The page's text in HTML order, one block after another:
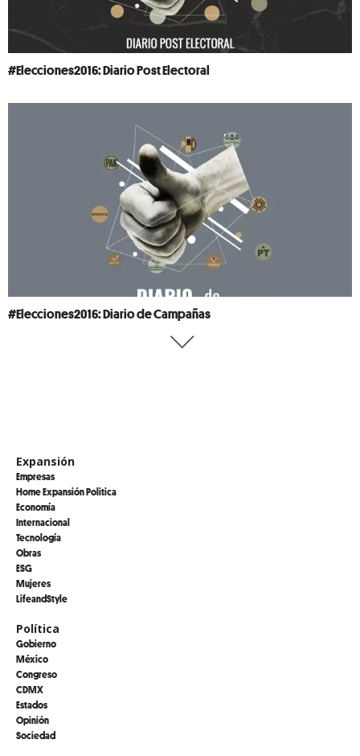
#Elecciones2016: Diario Post Electoral
#Elecciones2016: Diario de Campañas
Expansión
Empresas
Home Expansión Politica
Economía
Internacional
Tecnología
Obras
ESG
Mujeres
LifeandStyle
Política
Gobierno
México
Congreso
CDMX
Estados
Opinión
Sociedad